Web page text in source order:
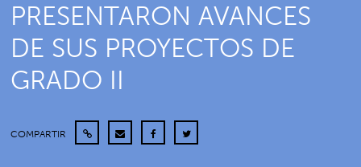
PRESENTARON AVANCES
DE SUS PROYECTOS DE
GRADO II
COMPARTIR